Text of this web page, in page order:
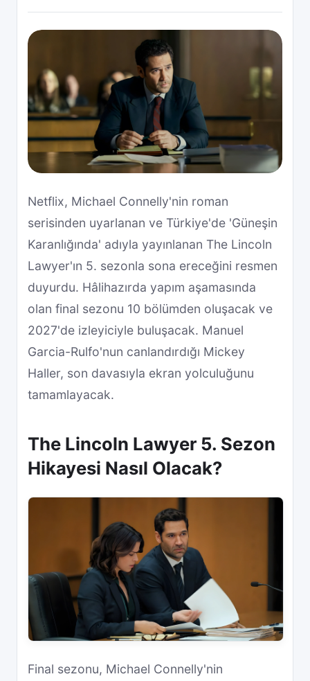
Netflix, Michael Connelly'nin roman
serisinden uyarlanan ve Türkiye'de 'Güneşin
Karanlığında' adıyla yayınlanan The Lincoln
Lawyer'ın 5. sezonla sona ereceğini resmen
duyurdu. Hâlihazırda yapım aşamasında
olan final sezonu 10 bölümden oluşacak ve
2027'de izleyiciyle buluşacak. Manuel
Garcia-Rulfo'nun canlandırdığı Mickey
Haller, son davasıyla ekran yolculuğunu
tamamlayacak.
The Lincoln Lawyer 5. Sezon
Hikayesi Nasıl Olacak?
Final sezonu, Michael Connelly'nin